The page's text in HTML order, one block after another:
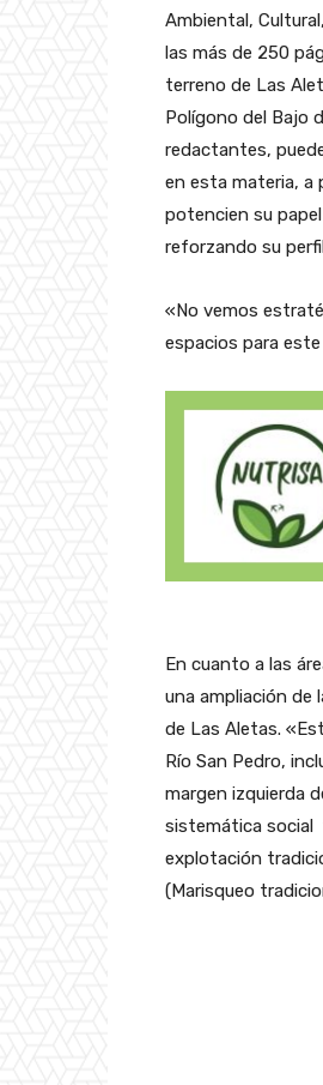
Ambiental,
las más de 250
terreno de Las
Polígono del Bajo
redactantes,
en esta materia, a
potencien su
reforzando su
«No vemos
espacios para
En cuanto a las
una ampliación de
de Las Aletas.
Río San Pedro,
margen izquierda
sistemática social
explotación
(Marisqueo